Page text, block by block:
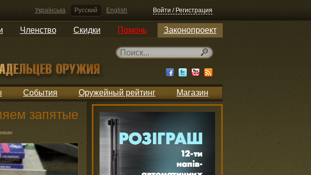
Українська Русский English Войти / Регистрация
Членство Скидки Помочь Законопроект
События Оружейный рейтинг Магазин
запятые